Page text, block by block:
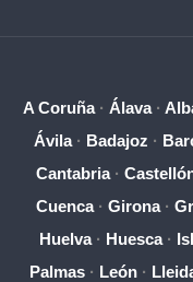
A Coruña· Álava·
Ávila· Badajoz ·
Cantabria·
Cuenca· Girona·
Huelva· Huesca·
Palmas· León·